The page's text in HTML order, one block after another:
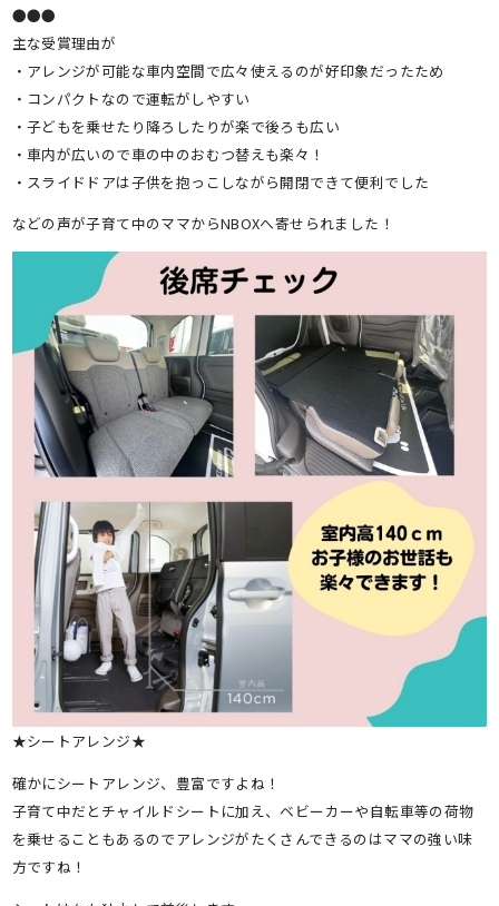
●●●
主な受賞理由が
・アレンジが可能な車内空間で広々使えるのが好印象だったため
・コンパクトなので運転がしやすい
・子どもを乗せたり降ろしたりが楽で後ろも広い
・車内が広いので車の中のおむつ替えも楽々！
・スライドドアは子供を抱っこしながら開閉できて便利でした
などの声が子育て中のママからNBOXへ寄せられました！
★シートアレンジ★
確かにシートアレンジ、豊富ですよね！
子育て中だとチャイルドシートに加え、ベビーカーや自転車等の荷物
を乗せることもあるのでアレンジがたくさんできるのはママの強い味
方ですね！